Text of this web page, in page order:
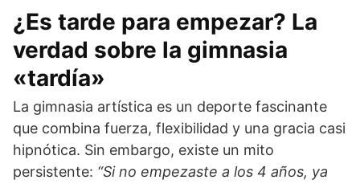
¿Es tarde para empezar? La
verdad sobre la gimnasia
«tardía»
La gimnasia artística es un deporte fascinante
que combina fuerza, flexibilidad y una gracia casi
hipnótica. Sin embargo, existe un mito
persistente: “Si no empezaste a los 4 años, ya